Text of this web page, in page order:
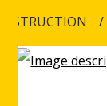
Accéder